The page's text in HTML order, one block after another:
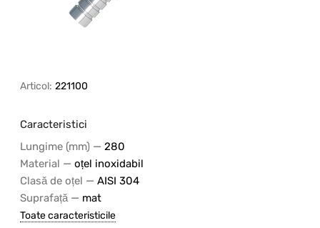
Articol: 221100
Caracteristici
Lungime (mm) — 280
Material — oțel inoxidabil
Clasă de oțel — AISI 304
Suprafață — mat
Toate caracteristicile